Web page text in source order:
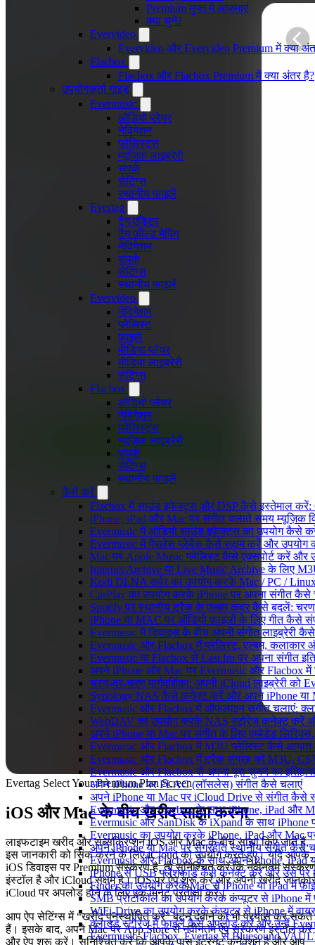
Premium मुफ्त में आजमाएं
क्या चुनें?
Evervideo
Evervideo और Evervideo Premium में क्या
Flacbox
Flacbox और Flacbox Premium में क्या अंतर है?
उपयोगकर्ता गाइड
Evermusic
ऑडियो प्लेयर
नेविगेशन
प्लेलिस्ट्स
म्यूजिक लाइब्रेरी
संपर्क
सेटिंग्स
स्थानीय फाइलें
Evertag
टैग एडिटर
टैग फ़ील्ड मैपिंग
नेविगेशन
संपर्क
सेटिंग्स
स्थानीय फ़ाइलें
Evervideo
नेविगेशन
प्लेलिस्ट
फाइलें
मीडिया प्लेयर
मीडिया लाइब्रेरी
सेटिंग्स
Flacbox
ऑडियो प्लेयर
नेविगेशन
प्लेलिस्ट्स
म्यूज़िक लाइब्रेरी
संपर्क
सेटिंग्स
स्थानीय फ़ाइलें
कैसे करें
Flacbox में साउंड इफेक्ट्स और DSP कैसे इस्तेमाल करें:
iPhone, iPad और Mac पर संगीत चलाते समय म्यूज़िक
Evermusic में ऑडियो साउंड इफ़ेक्ट्स का उपयोग कैसे
Evermusic में गैपलेस प्लेबैक कैसे सक्षम करें और उपयोग
Mac पर Apple Music प्लेलिस्ट कैसे एक्सपोर्ट करें और
Internet Archive या Live Music Archive के लिए
Kodi DLNA सर्वर का उपयोग करके Mac / PC /
CarPlay का उपयोग करके iPhone पर अपना संगीत कैसे
Spotify पर स्थानीय ट्रैक के एल्बम कवर कैसे बदलें:
iPhone या MAC पर ऑडियो फ़ाइलों के लिए गीत कैसे
Evermusic में डिवाइस के बीच अपनी संगीत लाइब्रेरी
Evermusic और Flacbox में प्लेलिस्ट, एल्बम,
Evermusic या Flacbox से Last.fm पर अपना संगीत
अपने iPhone और Mac पर Evermusic और Flacbox में
चरण-दर-चरण मार्गदर्शिका: अपनी iCloud लाइब्रेरी
Synology NAS कैसे कनेक्ट करें और अपने iPhone या
Evermusic और Flacbox में ऑफलाइन संगीत चलाएं:
WebDAV का उपयोग करके NAS स्टोरेज कनेक्ट करें
अपने iPhone या Mac पर संगीत के लिए एम्बेडेड
Evermusic और Flacbox में M3U प्लेलिस्ट कैसे आयात
Evermusic और Flacbox में ट्रैक संग्रह को M3U,
Evermusic और Flacbox से अपना पूरा सुनने का इतिहास
अपने iPhone पर FLAC (लॉसलेस) संगीत कैसे चलाएं
अपने iPhone या Mac पर iCloud Drive से संगीत कैसे
Evermusic और Flacbox के साथ iPhone, iPad और
Evermusic और SanDisk के iXpand के साथ iPhone
Evermusic का उपयोग करके iPhone, iPad और Mac
अपने iPhone या Mac पर संग्रहीत स्थानीय संगीत कैसे
Evermusic और Flacbox के साथ अपने iPhone, iPad
iPhone से USB फ्लैशकार्ड कैसे कनेक्ट करें और उस पर
Finder का उपयोग करके Mac से iPhone या iPad में
SMB प्रोटोकॉल का उपयोग करके कंप्यूटर से iPhone
WiFi-Drive का उपयोग करके कंप्यूटर से iPhone में
क्लाउड स्टोरेज में फाइलें कैसे अपलोड करें और उन्हें
Evermusic, Flacbox, Evertag से Bluesound
Evertag Select Your Premium Plan Screen
iOS और Mac के बीच खरीद साझा करना
लाइफटाइम खरीद और सब्सक्रिप्शन iOS और Mac के बीच साझा किए जाते हैं,
इस जानकारी को सिंक करने के लिए iCloud का उपयोग करते हुए। यदि आपके
iOS डिवाइस पर Premium संस्करण है, तो सुनिश्चित करें कि नवीनतम
इंस्टॉल है और iCloud सक्षम है। iOS पर ऐप शुरू करें और अपनी खरीद
iCloud पर अपलोड होने के लिए एक मिनट प्रतीक्षा करें।
आप ऐप सेटिंग्स में “खरीद पुनर्स्थापित करें” बटन दबाने का भी प्रयास कर सकते
हैं। इसके बाद, अपने Mac पर App Store से नवीनतम ऐप संस्करण इंस्टॉल करें
और ऐप शुरू करें। सुनिश्चित करें कि आपके पास इंटरनेट कनेक्शन है और आप